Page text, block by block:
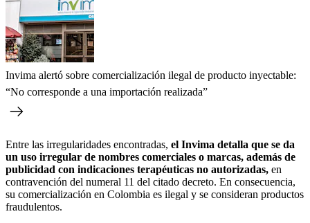
Invima alertó sobre comercialización ilegal de producto inyectable:
“No corresponde a una importación realizada”
Entre las irregularidades encontradas, el Invima detalla que se da
un uso irregular de nombres comerciales o marcas, además de
publicidad con indicaciones terapéuticas no autorizadas, en
contravención del numeral 11 del citado decreto. En consecuencia,
su comercialización en Colombia es ilegal y se consideran productos
fraudulentos.